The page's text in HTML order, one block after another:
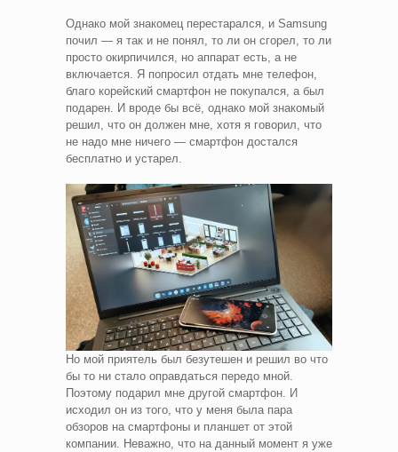
Однако мой знакомец перестарался, и Samsung
почил — я так и не понял, то ли он сгорел, то ли
просто окирпичился, но аппарат есть, а не
включается. Я попросил отдать мне телефон,
благо корейский смартфон не покупался, а был
подарен. И вроде бы всё, однако мой знакомый
решил, что он должен мне, хотя я говорил, что
не надо мне ничего — смартфон достался
бесплатно и устарел.
Но мой приятель был безутешен и решил во что
бы то ни стало оправдаться передо мной.
Поэтому подарил мне другой смартфон. И
исходил он из того, что у меня была пара
обзоров на смартфоны и планшет от этой
компании. Неважно, что на данный момент я уже